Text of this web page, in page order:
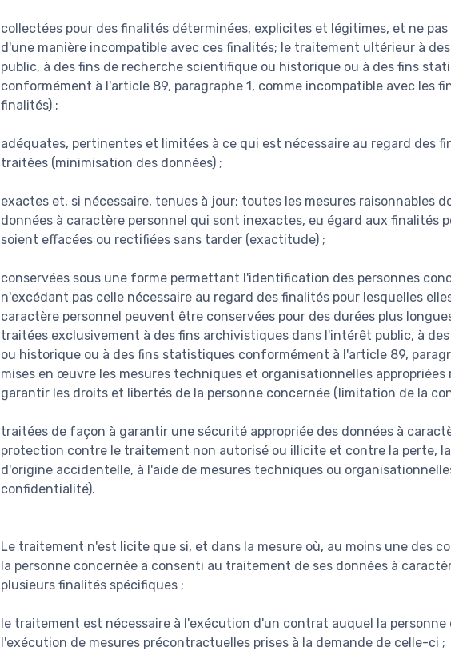
collectées pour des finalités déterminées, explicites et légitimes, et ne
d'une manière incompatible avec ces finalités; le traitement ultérieur à
public, à des fins de recherche scientifique ou historique ou à des fins
conformément à l'article 89, paragraphe 1, comme incompatible avec les
finalités) ;
adéquates, pertinentes et limitées à ce qui est nécessaire au regard des
traitées (minimisation des données) ;
exactes et, si nécessaire, tenues à jour; toutes les mesures raisonnables
données à caractère personnel qui sont inexactes, eu égard aux finalités
soient effacées ou rectifiées sans tarder (exactitude) ;
conservées sous une forme permettant l'identification des personnes
n'excédant pas celle nécessaire au regard des finalités pour lesquelles
caractère personnel peuvent être conservées pour des durées plus
traitées exclusivement à des fins archivistiques dans l'intérêt public, à
ou historique ou à des fins statistiques conformément à l'article 89,
mises en œuvre les mesures techniques et organisationnelles
garantir les droits et libertés de la personne concernée (limitation de la
traitées de façon à garantir une sécurité appropriée des données à
protection contre le traitement non autorisé ou illicite et contre la perte,
d'origine accidentelle, à l'aide de mesures techniques ou
confidentialité).
Le traitement n'est licite que si, et dans la mesure où, au moins une des
la personne concernée a consenti au traitement de ses données à
plusieurs finalités spécifiques ;
le traitement est nécessaire à l'exécution d'un contrat auquel la personne
l'exécution de mesures précontractuelles prises à la demande de celle-ci ;